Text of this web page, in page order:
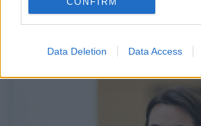
Data Deletion Data Access
Pasaulis 2026-02-27